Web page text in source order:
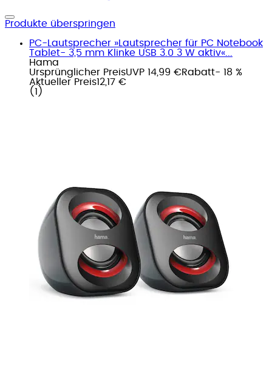
Produkte überspringen
PC-Lautsprecher »Lautsprecher für PC Notebook
Tablet- 3,5 mm Klinke USB 3.0 3 W aktiv«...
Hama
Ursprünglicher PreisUVP 14,99 €Rabatt- 18 %
Aktueller Preis12,17 €
( 1 )